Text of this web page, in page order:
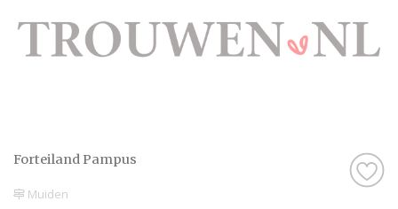
Forteiland Pampus
Muiden